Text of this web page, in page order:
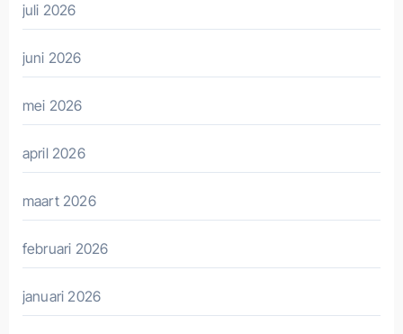
juli 2026
juni 2026
mei 2026
april 2026
maart 2026
februari 2026
januari 2026